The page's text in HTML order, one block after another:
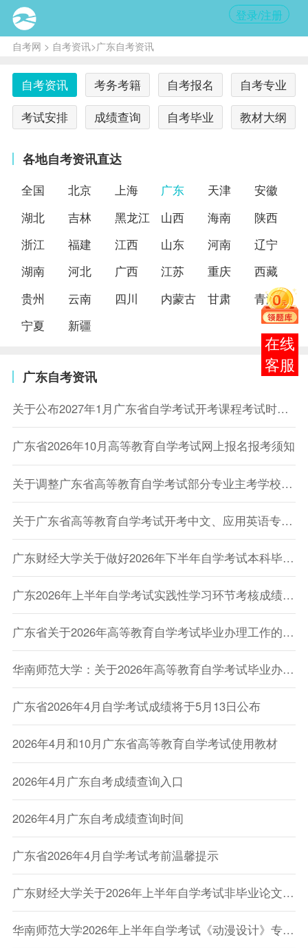
登录/注册
自考网 > 自考资讯>广东自考资讯
自考资讯 考务考籍 自考报名
自考专业
考试安排
成绩查询 自考毕业 教材大纲
各地自考资讯直达
全国 北京 上海 广东 天津
安徽
湖北
吉林 黑龙江 山西 海南
陕西
浙江
福建 江西 山东 河南
辽宁
湖南
河北 广西 江苏 重庆
西藏
贵州
云南 四川 内蒙古 甘肃
青海
宁夏
新疆
广东自考资讯
关于公布2027年1月广东省自学考试开考课程考试时间安排和使用教材的通知
广东省2026年10月高等教育自学考试网上报名报考须知
关于调整广东省高等教育自学考试部分专业主考学校的通知
关于广东省高等教育自学考试开考中文、应用英语专业的通知
广东财经大学关于做好2026年下半年自学考试本科毕业论文（设计）相关工作的通知
广东2026年上半年自学考试实践性学习环节考核成绩于6月5日公布
广东省关于2026年高等教育自学考试毕业办理工作的通告
华南师范大学：关于2026年高等教育自学考试毕业办理工作的通告
广东省2026年4月自学考试成绩将于5月13日公布
2026年4月和10月广东省高等教育自学考试使用教材
2026年4月广东自考成绩查询入口
2026年4月广东自考成绩查询时间
广东省2026年4月自学考试考前温馨提示
广东财经大学关于2026年上半年自学考试非毕业论文实践性学习环节考试报考的通知
华南师范大学2026年上半年自学考试《动漫设计》专业（专科）“实践考核”实施方案
在线
客服